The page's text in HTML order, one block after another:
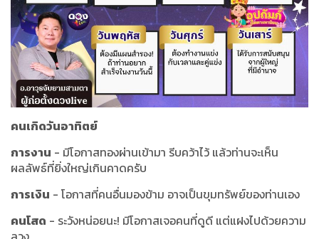
คนเกิดวันอาทิตย์
การงาน - มีโอกาสทองผ่านเข้ามา รีบคว้าไว้ แล้วท่านจะเห็น
ผลลัพธ์ที่ยิ่งใหญ่เกินคาดครับ
การเงิน - โอกาสที่คนอื่นมองข้าม อาจเป็นขุมทรัพย์ของท่านเอง
คนโสด - ระวังหน่อยนะ! มีโอกาสเจอคนที่ดูดี แต่แฝงไปด้วยความ